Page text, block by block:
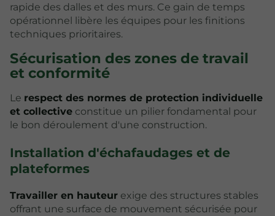
rapide des dalles et des murs. Ce gain de temps
opérationnel libère les équipes pour les finitions
techniques prioritaires.
Sécurisation des zones de travail
et conformité
Le respect des normes de protection individuelle
et collective constitue un pilier fondamental pour
le bon déroulement d'une construction.
Installation d'échafaudages et de
plateformes
Travailler en hauteur exige des structures stables
offrant une surface de mouvement sécurisée pour